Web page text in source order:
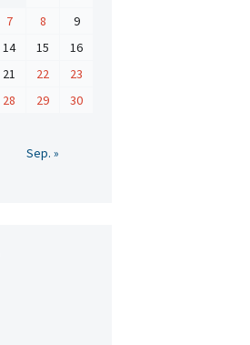
7 8
9
14 15
16
21 22
23
28 29
30
Sep. »